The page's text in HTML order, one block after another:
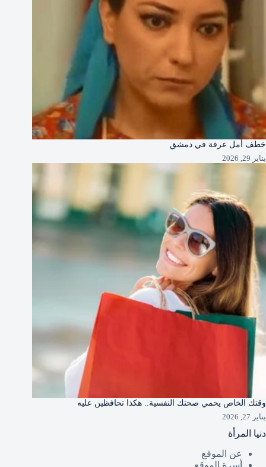
خطف أمل عرفة في دمشق
يناير 29, 2026
وقتك الخاص يحمي صحتك النفسية.. هكذا تحافظين عليه
يناير 27, 2026
دنيا المرأة
عن الموقع